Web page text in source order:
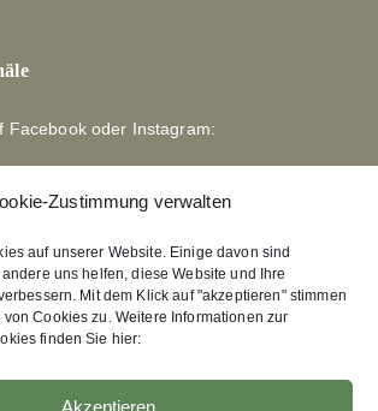
Zustimmung verwalten
auf unserer Website. Einige davon sind
uns helfen, diese Website und Ihre
Mit dem Klick auf "akzeptieren" stimmen
Cookies zu. Weitere Informationen zur
finden Sie hier:
Akzeptieren
Facebook oder Instagram:
Partnerverlagen